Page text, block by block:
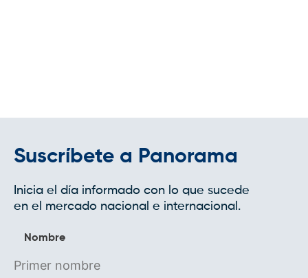
Suscríbete a Panorama
Inicia el día informado con lo que sucede
en el mercado nacional e internacional.
Nombre